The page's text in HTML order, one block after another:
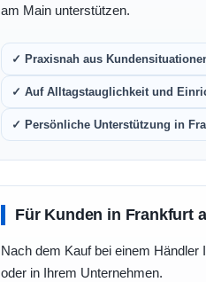
am Main unterstützen.
✓ Praxisnah aus
✓ Auf Alltagstauglichkeit und
✓ Persönliche Unterstützung in
Für Kunden in Frankfurt
Nach dem Kauf bei einem
oder in Ihrem Unternehmen.